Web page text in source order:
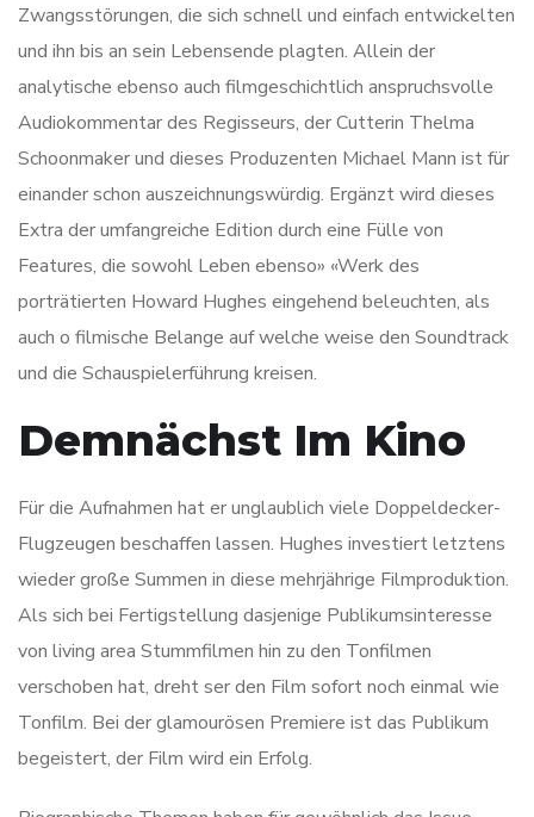
Zwangsstörungen, die sich schnell und einfach entwickelten
und ihn bis an sein Lebensende plagten. Allein der
analytische ebenso auch filmgeschichtlich anspruchsvolle
Audiokommentar des Regisseurs, der Cutterin Thelma
Schoonmaker und dieses Produzenten Michael Mann ist für
einander schon auszeichnungswürdig. Ergänzt wird dieses
Extra der umfangreiche Edition durch eine Fülle von
Features, die sowohl Leben ebenso» «Werk des
porträtierten Howard Hughes eingehend beleuchten, als
auch o filmische Belange auf welche weise den Soundtrack
und die Schauspielerführung kreisen.
Demnächst Im Kino
Für die Aufnahmen hat er unglaublich viele Doppeldecker-
Flugzeugen beschaffen lassen. Hughes investiert letztens
wieder große Summen in diese mehrjährige Filmproduktion.
Als sich bei Fertigstellung dasjenige Publikumsinteresse
von living area Stummfilmen hin zu den Tonfilmen
verschoben hat, dreht ser den Film sofort noch einmal wie
Tonfilm. Bei der glamourösen Premiere ist das Publikum
begeistert, der Film wird ein Erfolg.